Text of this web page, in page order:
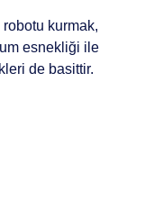
kurmak,
esnekliği ile
de basittir.